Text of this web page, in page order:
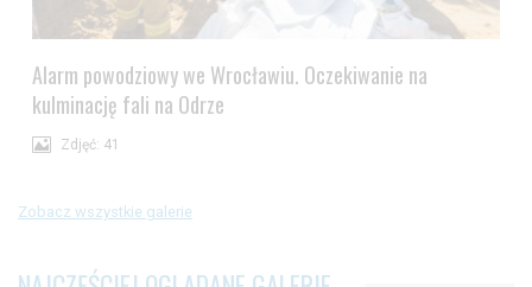
Alarm powodziowy we Wrocławiu. Oczekiwanie na
kulminację fali na Odrze
Zdjęć: 41
Zobacz wszystkie galerie